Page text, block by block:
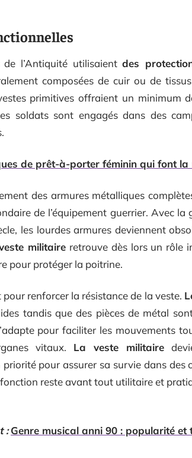
de l’Antiquité utilisaientdes
composées de cuir ou de
primitives offraient un minimum
soldats sont engagés dans des
de prêt-à-porter féminin qui font
des armures métalliques
de l’équipement guerrier. Avec la
les lourdes armures deviennent
militaire retrouve dès lors un rôle
pour protéger la poitrine.
renforcer la résistance de la veste.
tandis que des pièces de métal
pour faciliter les mouvements
vitaux. La veste militaire
pour assurer sa survie dans des
reste avant tout utilitaire et
: Genre musical anni 90 : popularité et